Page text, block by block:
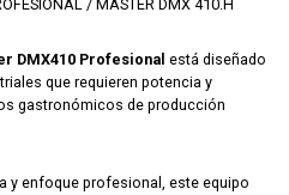
/ MASTER DMX 410.H
DMX410 Profesional está diseñado
que requieren potencia y
gastronómicos de producción
y enfoque profesional, este equipo